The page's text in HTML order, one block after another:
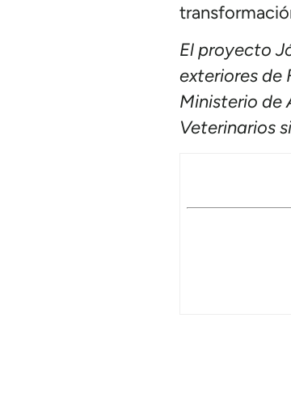
El proyecto
exteriores de
Ministerio de
Veterinarios